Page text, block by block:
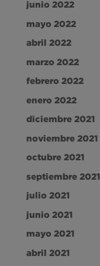
junio 2022
mayo 2022
abril 2022
marzo 2022
febrero 2022
enero 2022
diciembre 2021
noviembre 2021
octubre 2021
septiembre 2021
julio 2021
junio 2021
mayo 2021
abril 2021